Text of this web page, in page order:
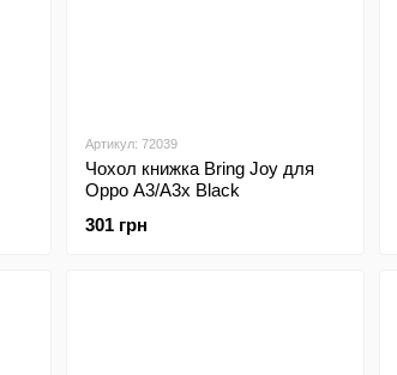
Артикул: 72039
Чохол книжка Bring Joy для
Oppo A3/A3x Black
301 грн